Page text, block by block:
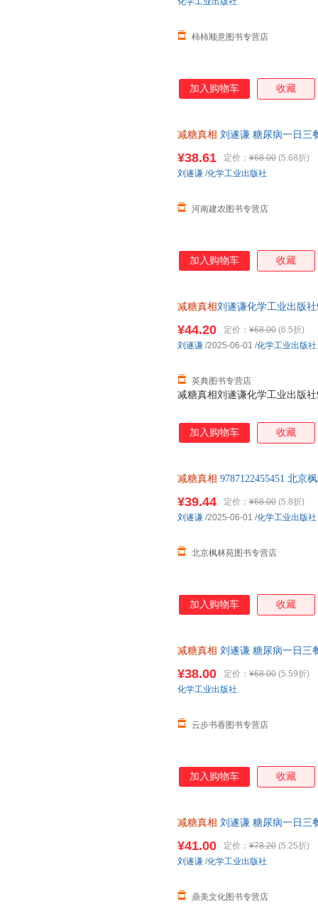
柿柿顺意图书专营店
加入购物车 收藏
减糖真相 刘遂谦 糖尿病一日三
¥38.61 定价： ¥68.00 (5.68折)
河南建农图书专营店
刘遂谦 /化学工业出版社
加入购物车 收藏
减糖真相刘遂谦化学工业出版社
减糖真相刘遂谦化学工业出版社
¥44.20 定价： ¥68.00 (6.5折)
英典图书专营店
刘遂谦 /2025-06-01 /化学工业出版社
加入购物车 收藏
减糖真相 9787122455451 北京
均为单本价格）
¥39.44 定价： ¥68.00 (5.8折)
北京枫林苑图书专营店
刘遂谦 /2025-06-01 /化学工业出版社
加入购物车 收藏
减糖真相 刘遂谦 糖尿病一日三
¥38.00 定价： ¥68.00 (5.59折)
云步书香图书专营店
化学工业出版社
加入购物车 收藏
减糖真相 刘遂谦 糖尿病一日三
¥41.00 定价： ¥78.20 (5.25折)
鼎美文化图书专营店
刘遂谦 /化学工业出版社